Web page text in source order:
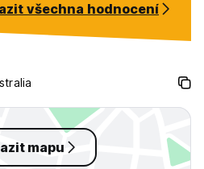
the rooms. Pool
doesn't seem right.
unsociable place.
všechna hodnocení
mapu